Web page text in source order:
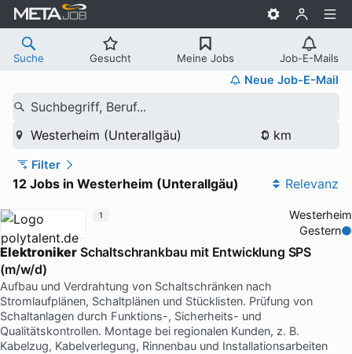
Suche Gesucht Meine Jobs Job-E-Mails
Neue Job-E-Mail
Suchbegriff, Beruf...
Westerheim (Unterallgäu)
Filter
12 Jobs in Westerheim (Unterallgäu) Relevanz
Westerheim
Gestern
Elektroniker Schaltschrankbau mit Entwicklung SPS
(m/w/d)
Aufbau und Verdrahtung von Schaltschränken nach
Stromlaufplänen, Schaltplänen und Stücklisten. Prüfung von
Schaltanlagen durch Funktions-, Sicherheits- und
Qualitätskontrollen. Montage bei regionalen Kunden, z. B.
Kabelzug, Kabelverlegung, Rinnenbau und Installationsarbeiten
1